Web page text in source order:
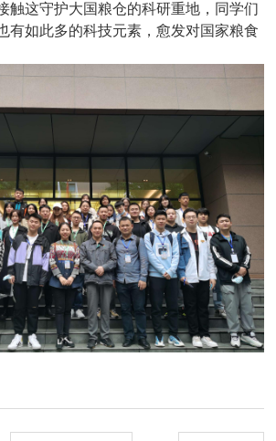
触这守护大国粮仓的科研重地，同学们
有如此多的科技元素，愈发对国家粮食